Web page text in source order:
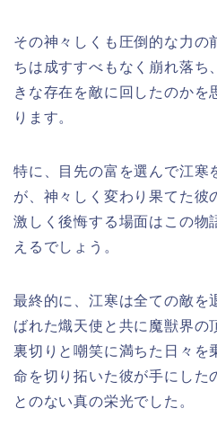
その神々しくも圧倒的な力の
ちは成すすべもなく崩れ落ち
きな存在を敵に回したのかを
ります。
特に、目先の富を選んで江寒
が、神々しく変わり果てた彼
激しく後悔する場面はこの物
えるでしょう。
最終的に、江寒は全ての敵を
ばれた熾天使と共に魔獣界の
裏切りと嘲笑に満ちた日々を
命を切り拓いた彼が手にした
とのない真の栄光でした。